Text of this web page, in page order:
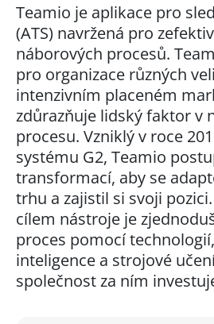
Teamio je aplikace pro
(ATS) navržená pro
náborových procesů.
pro organizace různých
intenzivním placeném
zdůrazňuje lidský faktor v
procesu. Vzniklý v roce
systému G2, Teamio
transformací, aby se
trhu a zajistil si svoji
cílem nástroje je
proces pomocí
inteligence a strojové
společnost za ním